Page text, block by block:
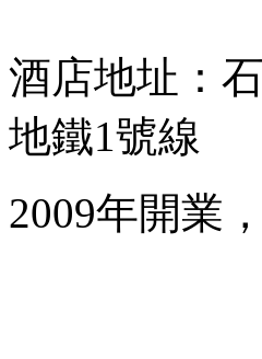
酒店地址：
地鐵1號線
2009年開業